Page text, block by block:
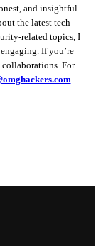
and insightful
the latest tech
related topics, I
If you’re
For